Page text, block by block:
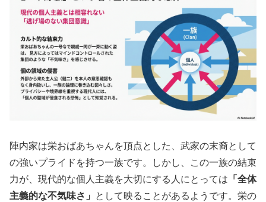
陣内家は栄おばあちゃんを頂点とした、武家の末裔として
の強いプライドを持つ一族です。しかし、この一族の結束
力が、現代的な個人主義を大切にする人にとっては 「全体
主義的な不気味さ」
として映ることがあるようです。栄の